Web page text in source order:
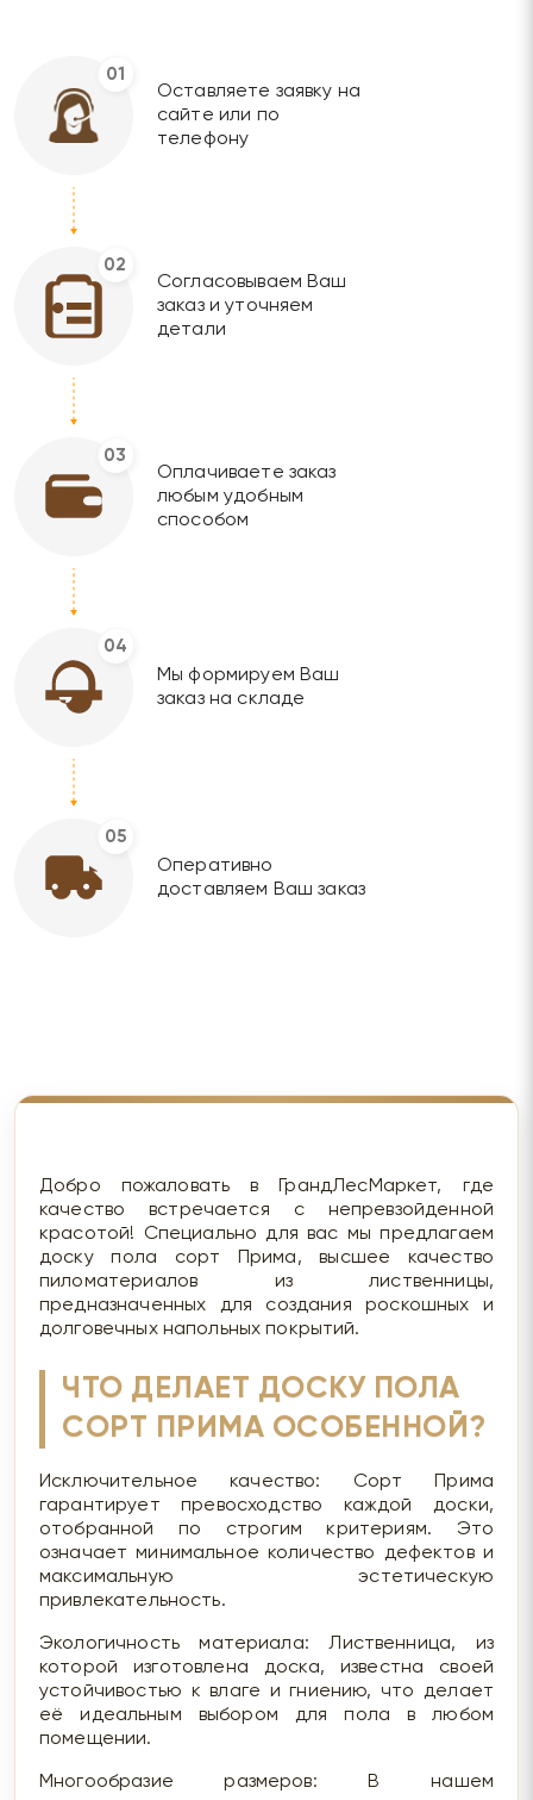
01
Оставляете заявку на
сайте или по
телефону
02
Согласовываем Ваш
заказ и уточняем
детали
03
Оплачиваете заказ
любым удобным
способом
04
Мы формируем Ваш
заказ на складе
05
Оперативно
доставляем Ваш заказ
Добро пожаловать в ГрандЛесМаркет, где
качество встречается с непревзойденной
красотой! Специально для вас мы предлагаем
доску пола сорт Прима, высшее качество
пиломатериалов из лиственницы,
предназначенных для создания роскошных и
долговечных напольных покрытий.
ЧТО ДЕЛАЕТ ДОСКУ ПОЛА
СОРТ ПРИМА ОСОБЕННОЙ?
Исключительное качество: Сорт Прима
гарантирует превосходство каждой доски,
отобранной по строгим критериям. Это
означает минимальное количество дефектов и
максимальную эстетическую
привлекательность.
Экологичность материала: Лиственница, из
которой изготовлена доска, известна своей
устойчивостью к влаге и гниению, что делает
её идеальным выбором для пола в любом
помещении.
Многообразие размеров: В нашем